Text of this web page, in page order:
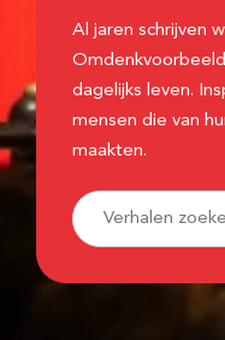
Al jaren schrijven
dagelijks leven.
mensen die van
maakten.